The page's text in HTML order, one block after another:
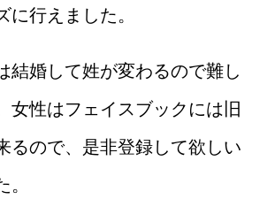
に行えました。
結婚して姓が変わるので難し
女性はフェイスブックには旧
るので、是非登録して欲しい
。